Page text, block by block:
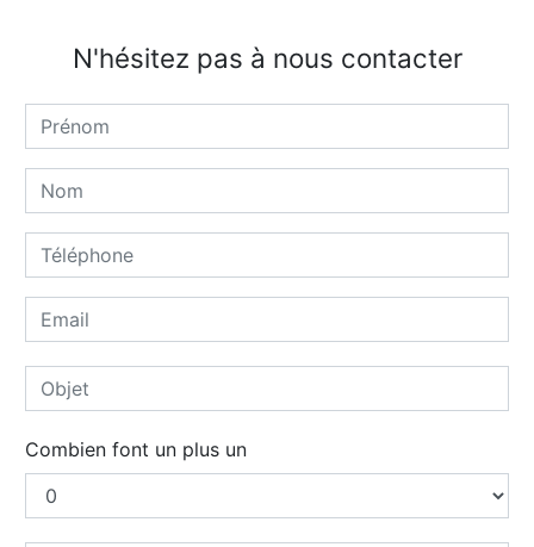
N'hésitez pas à nous contacter
Combien font un plus un